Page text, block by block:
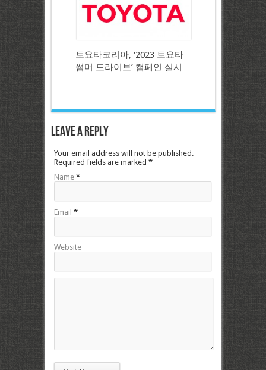
토요타코리아, ‘2023 토요타
썸머 드라이브’ 캠페인 실시
Leave a Reply
Your email address will not be published.
Required fields are marked *
Name *
Email *
Website